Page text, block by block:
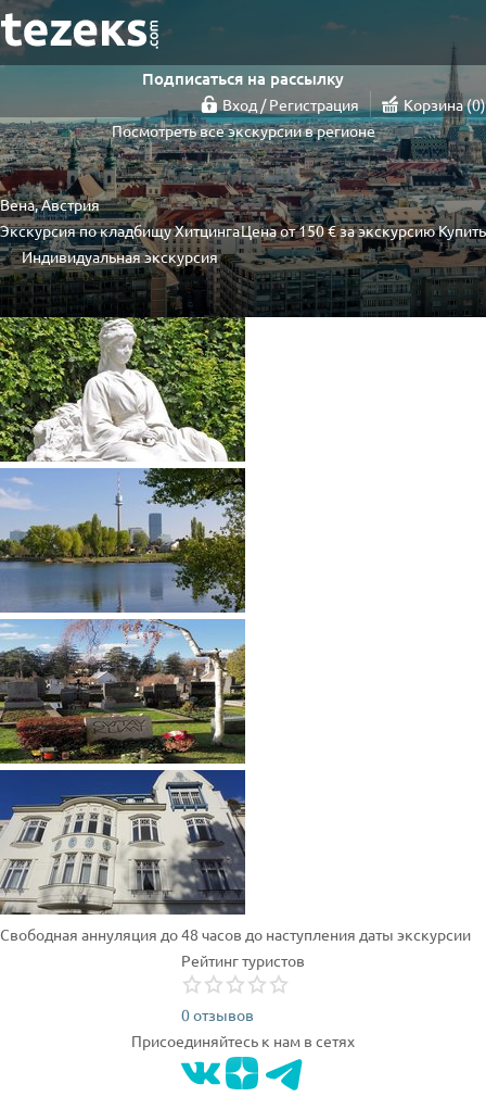
Подписаться на рассылку
Вход / Регистрация Корзина 0
Посмотреть все экскурсии в регионе
Вена, Австрия
Экскурсия по кладбищу Хитцинга
Индивидуальная экскурсия
Цена от150 €за экскурсиюКупить
Свободная аннуляция до 48 часов до наступления даты экскурсии
Рейтинг туристов
0 отзывов
Присоединяйтесь к нам в сетях